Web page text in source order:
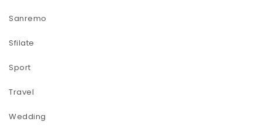
Sanremo
Sfilate
Sport
Travel
Wedding